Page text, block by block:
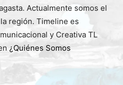
Actualmente somos el
región. Timeline es
y Creativa TL
¿Quiénes Somos